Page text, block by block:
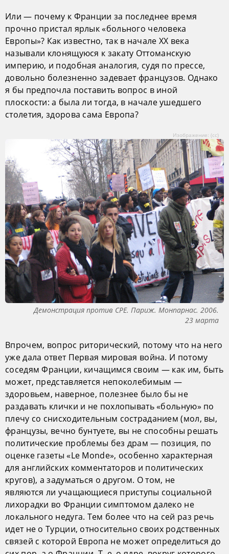
Или — почему к Франции за последнее время
прочно пристал ярлык «больного человека
Европы»? Как известно, так в начале XX века
называли клонящуюся к закату Оттоманскую
империю, и подобная аналогия, судя по прессе,
довольно болезненно задевает французов. Однако
я бы предпочла поставить вопрос в иной
плоскости: а была ли тогда, в начале ушедшего
столетия, здорова сама Европа?
Изображение: (cc)
Демонстрация против CPE. Париж. Монпарнас. 2006.
23 марта
Впрочем, вопрос риторический, потому что на него
уже дала ответ Первая мировая война. И потому
соседям Франции, кичащимся своим — как им, быть
может, представляется непоколебимым —
здоровьем, наверное, полезнее было бы не
раздавать клички и не похлопывать «больную» по
плечу со снисходительным состраданием (мол, вы,
французы, вечно бунтуете, вы не способны решать
политические проблемы без драм — позиция, по
оценке газеты «Le Monde», особенно характерная
для английских комментаторов и политических
кругов), а задуматься о другом. О том, не
являются ли учащающиеся приступы социальной
лихорадки во Франции симптомом далеко не
локального недуга. Тем более что на сей раз речь
идет не о Турции, относительно своих родственных
связей с которой Европа не может определиться до